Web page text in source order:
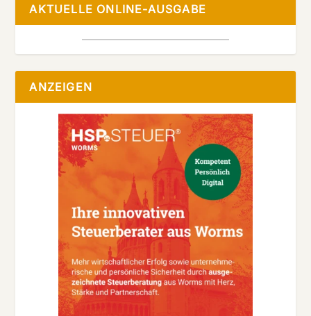
AKTUELLE ONLINE-AUSGABE
ANZEIGEN